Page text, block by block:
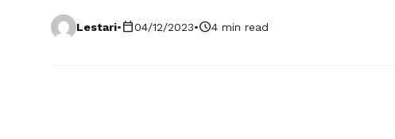
Lestari•calendar_today04/12/2023•schedule4 min read